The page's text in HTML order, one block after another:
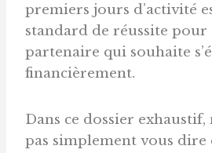
premiers jours d’activité
standard de réussite
partenaire qui souhaite
financièrement.
Dans ce dossier exhaustif,
pas simplement vous dire